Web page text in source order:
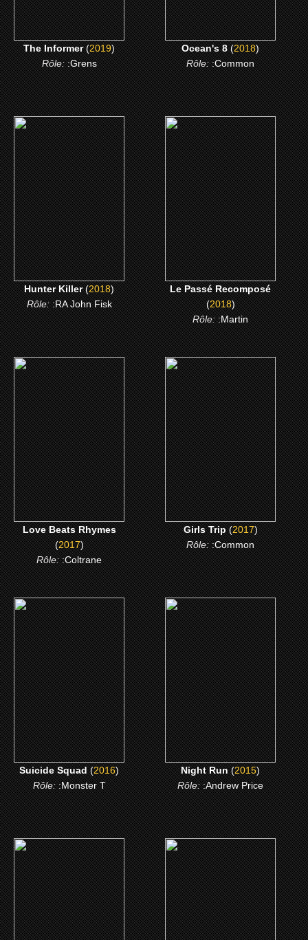
The Informer(2019)
Rôle::Grens
Ocean's 8(2018)
Rôle::Common
(2018)
Hunter Killer
CLICK ME
Hunter Killer(2018)
Rôle::RA John Fisk
(2018)
Le Passé Recomposé
CLICK ME
Le Passé Recomposé
(2018)
Rôle::Martin
(2017)
Love Beats Rhymes
CLICK ME
Love Beats Rhymes
(2017)
Rôle::Coltrane
(2017)
Girls Trip
CLICK ME
Girls Trip(2017)
Rôle::Common
(2016)
Suicide Squad
CLICK ME
Suicide Squad(2016)
Rôle::Monster T
(2015)
Night Run
CLICK ME
Night Run(2015)
Rôle::Andrew Price
(2015)
Entourage
(2014)
Every Secret Thing